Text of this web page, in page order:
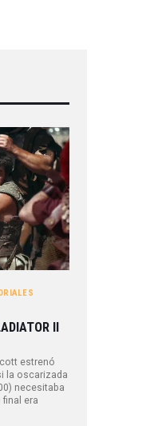
II
estrenó
la oscarizada
necesitaba
era